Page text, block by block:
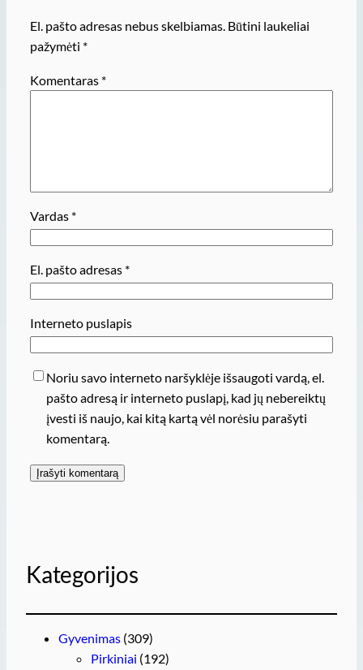
El. pašto adresas nebus skelbiamas. Būtini laukeliai
pažymėti *
Komentaras *
Vardas *
El. pašto adresas *
Interneto puslapis
Noriu savo interneto naršyklėje išsaugoti vardą, el.
pašto adresą ir interneto puslapį, kad jų nebereiktų
įvesti iš naujo, kai kitą kartą vėl norėsiu parašyti
komentarą.
Kategorijos
Gyvenimas (309)
Pirkiniai (192)